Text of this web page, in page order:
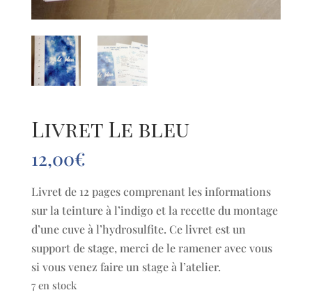
Livret Le bleu
12,00€
Livret de 12 pages comprenant les informations
sur la teinture à l’indigo et la recette du montage
d’une cuve à l’hydrosulfite. Ce livret est un
support de stage, merci de le ramener avec vous
si vous venez faire un stage à l’atelier.
7 en stock